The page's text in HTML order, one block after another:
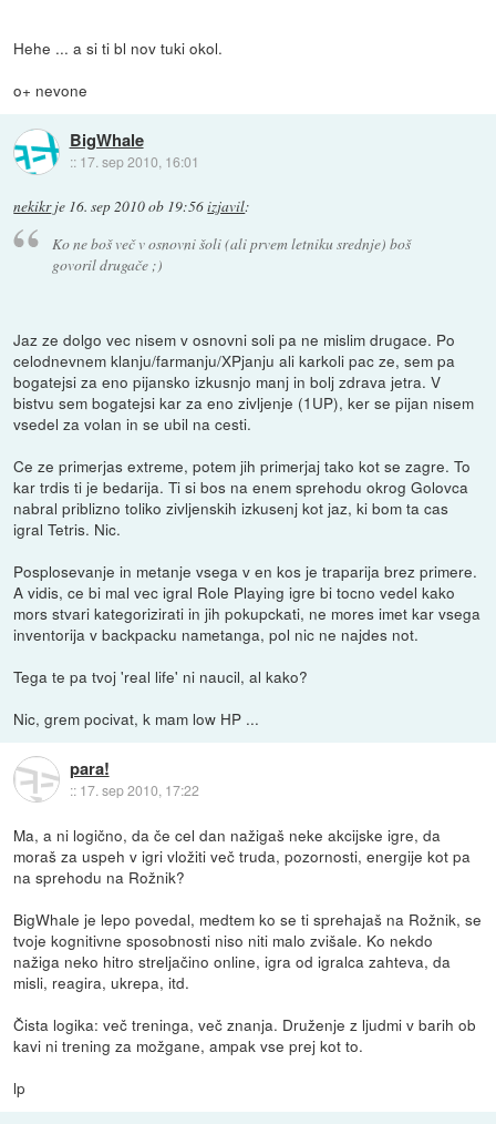
Hehe ... a si ti bl nov tuki okol.
o+ nevone
BigWhale
:: 17. sep 2010, 16:01
nekikrje 16. sep 2010 ob 19:56izjavil:
Ko ne boš več v osnovni šoli (ali prvem letniku srednje) boš
govoril drugače ;)
Jaz ze dolgo vec nisem v osnovni soli pa ne mislim drugace. Po
celodnevnem klanju/farmanju/XPjanju ali karkoli pac ze, sem pa
bogatejsi za eno pijansko izkusnjo manj in bolj zdrava jetra. V
bistvu sem bogatejsi kar za eno zivljenje (1UP), ker se pijan nisem
vsedel za volan in se ubil na cesti.
Ce ze primerjas extreme, potem jih primerjaj tako kot se zagre. To
kar trdis ti je bedarija. Ti si bos na enem sprehodu okrog Golovca
nabral priblizno toliko zivljenskih izkusenj kot jaz, ki bom ta cas
igral Tetris. Nic.
Posplosevanje in metanje vsega v en kos je traparija brez primere.
A vidis, ce bi mal vec igral Role Playing igre bi tocno vedel kako
mors stvari kategorizirati in jih pokupckati, ne mores imet kar vsega
inventorija v backpacku nametanga, pol nic ne najdes not.
Tega te pa tvoj 'real life' ni naucil, al kako?
Nic, grem pocivat, k mam low HP ...
para!
:: 17. sep 2010, 17:22
Ma, a ni logično, da če cel dan nažigaš neke akcijske igre, da
moraš za uspeh v igri vložiti več truda, pozornosti, energije kot pa
na sprehodu na Rožnik?
BigWhale je lepo povedal, medtem ko se ti sprehajaš na Rožnik, se
tvoje kognitivne sposobnosti niso niti malo zvišale. Ko nekdo
nažiga neko hitro streljačino online, igra od igralca zahteva, da
misli, reagira, ukrepa, itd.
Čista logika: več treninga, več znanja. Druženje z ljudmi v barih ob
kavi ni trening za možgane, ampak vse prej kot to.
lp